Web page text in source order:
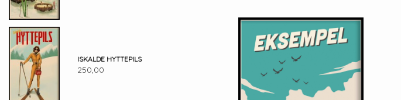
LES MER
ISKALDE HYTTEPILS
250,00